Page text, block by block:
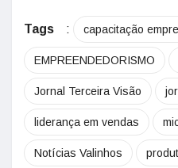
Tags : capacitação
EMPREENDEDORISMO
Jornal Terceira Visão
liderança em vendas
Notícias Valinhos